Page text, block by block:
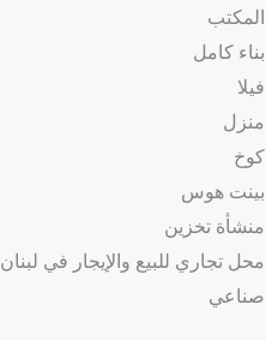
المكتب
بناء كامل
فيلا
منزل
كوخ
بينت هوس
منشأة تخزين
محل تجاري للبيع والإيجار في لبنان
صناعي